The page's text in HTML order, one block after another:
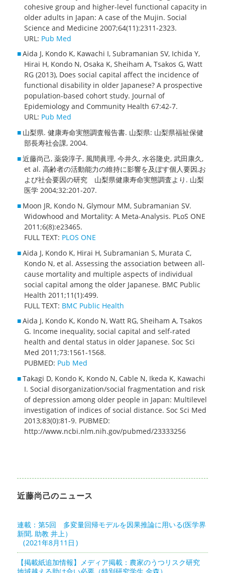
cohesive group and higher-level functional capacity in
older adults in Japan: A case of the Mujin. Social
Science and Medicine 2007;64(11):2311-2323.
URL: Pub Med
Aida J, Kondo K, Kawachi I, Subramanian SV, Ichida Y,
Hirai H, Kondo N, Osaka K, Sheiham A, Tsakos G, Watt
RG (2013), Does social capital affect the incidence of
functional disability in older Japanese? A prospective
population-based cohort study. Journal of
Epidemiology and Community Health 67:42-7.
URL: Pub Med
山梨県. 健康寿命実態調査報告書. 山梨県: 山梨県福祉保健
部長寿社会課, 2004.
近藤尚己, 薬袋淳子, 風間眞理, 今井久, 水谷隆史, 武田康久,
et al. 高齢者の活動能力の維持に影響を及ぼす個人要因,お
よび社会要因の研究 山梨県健康寿命実態調査より. 山梨
医学 2004;32:201-207.
Moon JR, Kondo N, Glymour MM, Subramanian SV.
Widowhood and Mortality: A Meta-Analysis. PLoS ONE
2011;6(8):e23465.
FULL TEXT: PLOS ONE
Aida J, Kondo K, Hirai H, Subramanian S, Murata C,
Kondo N, et al. Assessing the association between all-
cause mortality and multiple aspects of individual
social capital among the older Japanese. BMC Public
Health 2011;11(1):499.
FULL TEXT: BMC Public Health
Aida J, Kondo K, Kondo N, Watt RG, Sheiham A, Tsakos
G. Income inequality, social capital and self-rated
health and dental status in older Japanese. Soc Sci
Med 2011;73:1561-1568.
PUBMED: Pub Med
Takagi D, Kondo K, Kondo N, Cable N, Ikeda K, Kawachi
I. Social disorganization/social fragmentation and risk
of depression among older people in Japan: Multilevel
investigation of indices of social distance. Soc Sci Med
2013;83(0):81-9. PUBMED:
http://www.ncbi.nlm.nih.gov/pubmed/23333256
近藤尚己のニュース
連載：第5回 多変量回帰モデルを因果推論に用いる(医学界
新聞, 助教 井上）
2021年8月11日
【掲載紙追加情報】メディア掲載：農家のうつリスク研究